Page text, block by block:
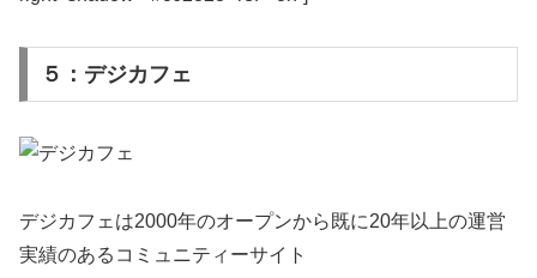
５：デジカフェ
デジカフェは2000年のオープンから既に20年以上の運営
実績のあるコミュニティーサイト